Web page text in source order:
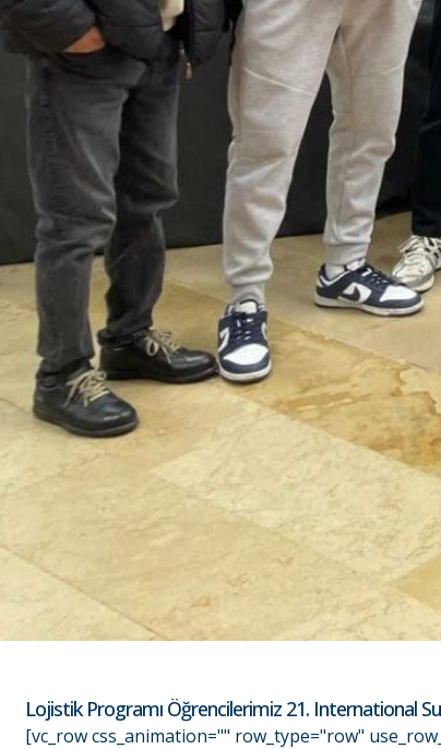
Lojistik Programı Öğrencilerimiz 21. International
[vc_row css_animation="" row_type="row"